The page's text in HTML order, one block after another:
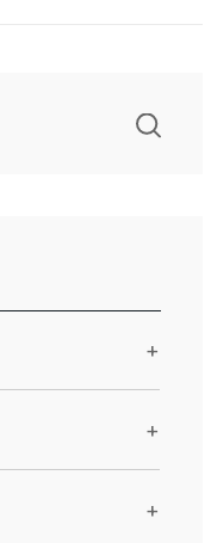
+
+
+